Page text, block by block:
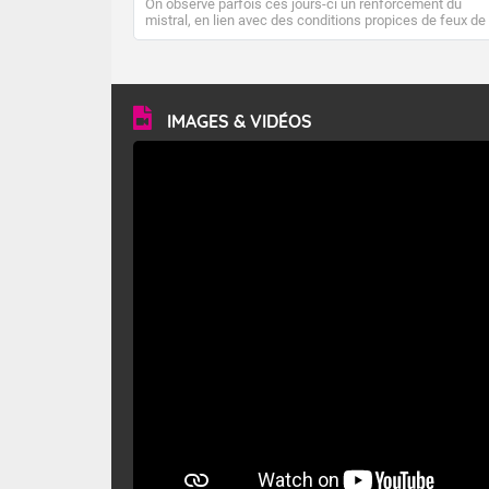
On observe parfois ces jours-ci un renforcement du
mistral, en lien avec des conditions propices de feux de
forêt. Mais qu'est-ce que le mistral ? Quelles sont ses
vitesse moyenne de 50 km/h et atteindre 80 à 100 km/h
en rafales, parfois davantage. Il parcourt la basse vallée
du Rhône et la Provence et envahit le littoral
méditerranéen à partir de la Camargue.
IMAGES & VIDÉOS